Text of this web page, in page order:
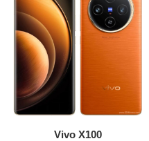
Vivo X100